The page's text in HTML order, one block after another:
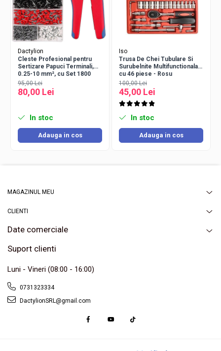
Dactylion
Cleste Profesional pentru
Sertizare Papuci Terminali,
0.25-10 mm², cu Set 1800
Accesorii Izolate, Falci din
Otel Calit, Cutie Organizare
95,00 Lei
80,00 Lei
In stoc
Adauga in cos
Iso
Trusa De Chei Tubulare Si
Surubelnite Multifunctionala
cu 46 piese - Rosu
100,00 Lei
45,00 Lei
In stoc
Adauga in cos
MAGAZINUL MEU
CLIENTI
Date comerciale
Suport clienti
Luni - Vineri (08:00 - 16:00)
0731323334
DactylionSRL@gmail.com